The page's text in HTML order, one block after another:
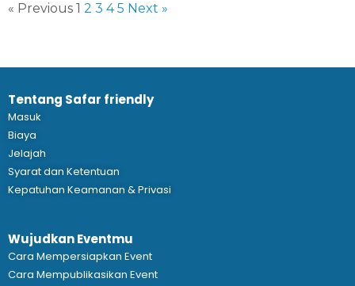
« Previous 1 2 3 4 5 Next »
Tentang Safar friendly
Masuk
Biaya
Jelajah
Syarat dan Ketentuan
Kepatuhan Keamanan & Privasi
Wujudkan Eventmu
Cara Mempersiapkan Event
Cara Mempublikasikan Event